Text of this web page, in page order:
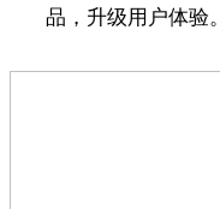
品，升级用户体验。